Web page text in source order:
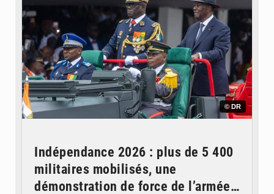
© DR
Indépendance 2026 : plus de 5 400
militaires mobilisés, une
démonstration de force de l’armée